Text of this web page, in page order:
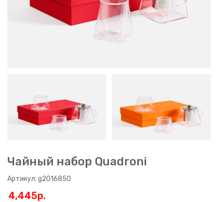
Чайный набор Quadroni
Артикул: g2016850
4,445p.